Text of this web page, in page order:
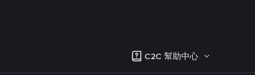
C2C 幫助中心